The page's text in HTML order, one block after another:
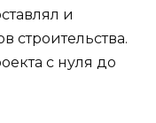
и
строительства.
с нуля до